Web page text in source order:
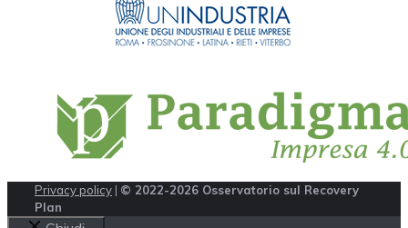
Privacy policy | © 2022-2026 Osservatorio sul Recovery
Plan